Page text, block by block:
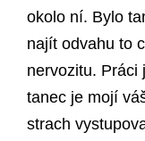
okolo ní. Bylo
najít odvahu to
nervozitu. Práci
tanec je mojí
strach